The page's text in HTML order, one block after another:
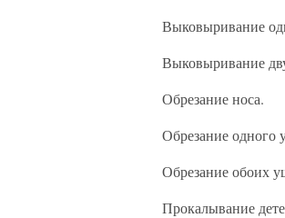
Выковыривание
Выковыривание
Обрезание носа.
Обрезание одного
Обрезание обоих
Прокалывание